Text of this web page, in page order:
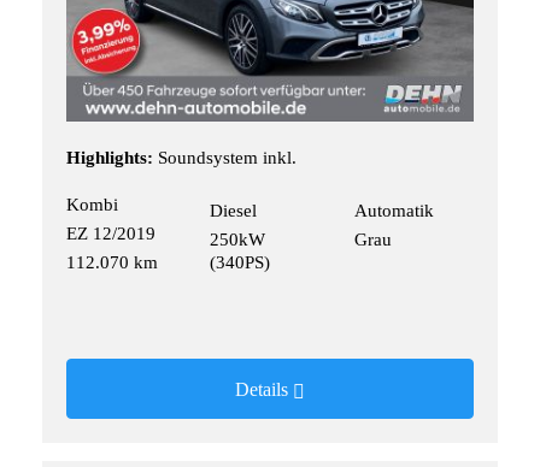
Highlights: Soundsystem inkl.
Kombi
EZ 12/2019
112.070 km
Diesel
250kW
(340PS)
Automatik
Grau
Details